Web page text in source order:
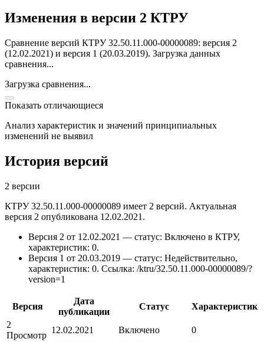
Изменения в версии 2 КТРУ
Сравнение версий КТРУ 32.50.11.000-00000089: версия 2
(12.02.2021) и версия 1 (20.03.2019). Загрузка данных
сравнения...
Загрузка сравнения...
Показать отличающиеся
Анализ характеристик и значений принципиальных
изменений не выявил
История версий
2 версии
КТРУ 32.50.11.000-00000089 имеет 2 версий. Актуальная
версия 2 опубликована 12.02.2021.
Версия 2 от 12.02.2021 — статус: Включено в КТРУ,
характеристик: 0.
Версия 1 от 20.03.2019 — статус: Недействительно,
характеристик: 0. Ссылка: /ktru/32.50.11.000-00000089/?
version=1
Версия
Дата
публикации
Статус
Характеристик
2
Просмотр
12.02.2021 Включено
0